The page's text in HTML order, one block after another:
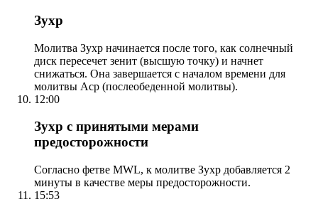
Зухр
Молитва Зухр начинается после того, как солнечный
диск пересечет зенит (высшую точку) и начнет
снижаться. Она завершается с началом времени для
молитвы Аср (послеобеденной молитвы).
12:00
Зухр с принятыми мерами
предосторожности
Согласно фетве MWL, к молитве Зухр добавляется 2
минуты в качестве меры предосторожности.
15:53